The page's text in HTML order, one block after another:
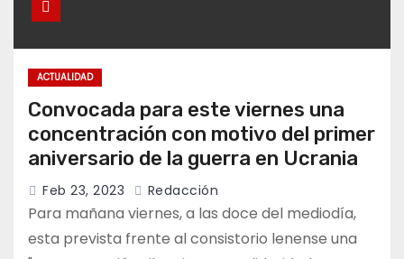
ACTUALIDAD
Convocada para este viernes una
concentración con motivo del primer
aniversario de la guerra en Ucrania
Feb 23, 2023 Redacción
Para mañana viernes, a las doce del mediodía,
esta prevista frente al consistorio lenense una